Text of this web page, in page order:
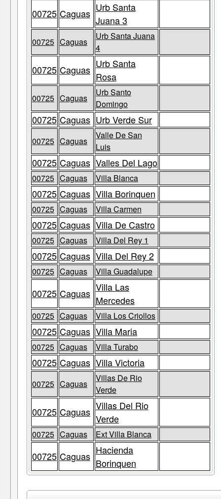
00725 Caguas Urb Santa
Juana 3
00725 Caguas
Urb Santa Juana
4
00725 Caguas Urb Santa
Rosa
00725 Caguas
Urb Santo
Domingo
00725 Caguas Urb Verde Sur
00725 Caguas
Valle De San
Luis
00725 Caguas Valles Del Lago
00725 Caguas Villa Blanca
00725 Caguas Villa Borinquen
00725 Caguas Villa Carmen
00725 Caguas Villa De Castro
00725 Caguas Villa Del Rey 1
00725 Caguas Villa Del Rey 2
00725 Caguas Villa Guadalupe
00725 Caguas Villa Las
Mercedes
00725 Caguas Villa Los Criollos
00725 Caguas Villa Maria
00725 Caguas Villa Turabo
00725 Caguas Villa Victoria
00725 Caguas
Villas De Rio
Verde
00725 Caguas Villas Del Rio
Verde
00725 Caguas Ext Villa Blanca
00725 Caguas Hacienda
Borinquen